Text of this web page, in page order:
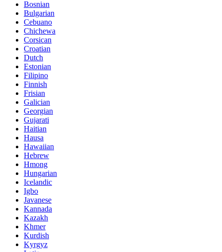
Bosnian
Bulgarian
Cebuano
Chichewa
Corsican
Croatian
Dutch
Estonian
Filipino
Finnish
Frisian
Galician
Georgian
Gujarati
Haitian
Hausa
Hawaiian
Hebrew
Hmong
Hungarian
Icelandic
Igbo
Javanese
Kannada
Kazakh
Khmer
Kurdish
Kyrgyz